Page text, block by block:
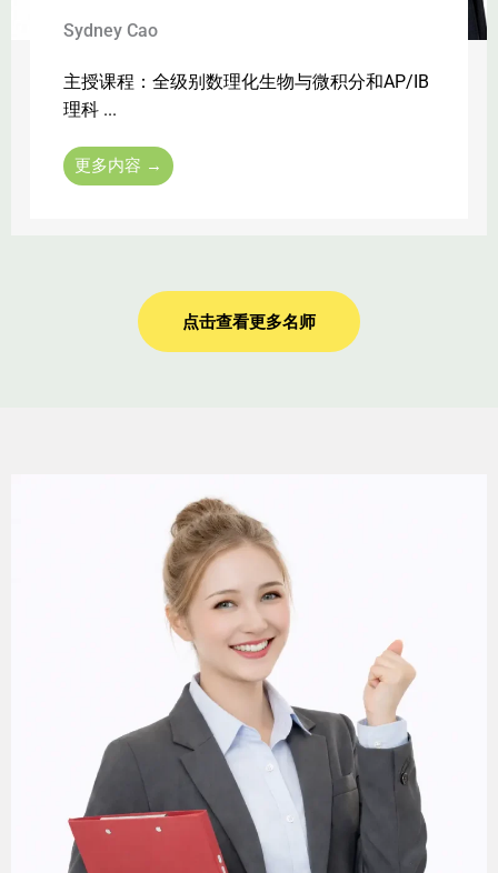
Sydney Cao
主授课程：全级别数理化⽣物与微积分和AP/IB
理科 ...
更多内容 →
点击查看更多名师